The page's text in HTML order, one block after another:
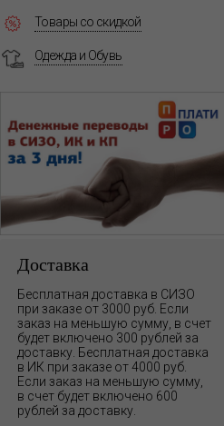
Товары со скидкой
Одежда и Обувь
Доставка
Бесплатная доставка в СИЗО
при заказе от 3000 руб. Если
заказ на меньшую сумму, в счет
будет включено 300 рублей за
доставку. Бесплатная доставка
в ИК при заказе от 4000 руб.
Если заказ на меньшую сумму,
в счет будет включено 600
рублей за доставку.